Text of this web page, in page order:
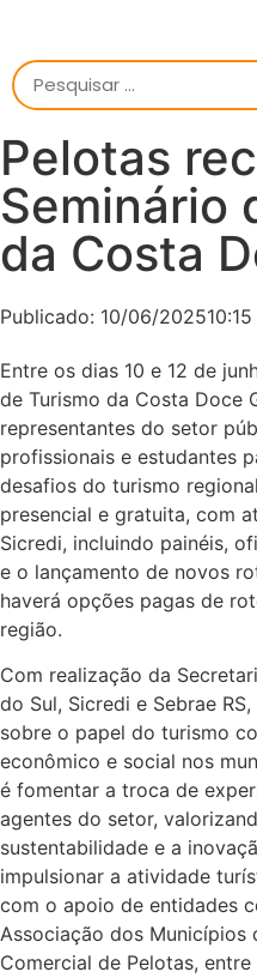
Pelotas
Seminário
da Costa
Publicado: 10/06/202510:15
Entre os dias 10 e 12 de
de Turismo da Costa Doce
representantes do setor
profissionais e estudantes
desafios do turismo
presencial e gratuita, com
Sicredi, incluindo painéis,
e o lançamento de novos
haverá opções pagas de
região.
Com realização da
do Sul, Sicredi e Sebrae
sobre o papel do turismo
econômico e social nos
é fomentar a troca de
agentes do setor,
sustentabilidade e a
impulsionar a atividade
com o apoio de entidades
Associação dos Municípios
Comercial de Pelotas,